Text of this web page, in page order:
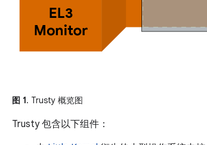
图 1. Trusty 概览图
Trusty 包含以下组件：